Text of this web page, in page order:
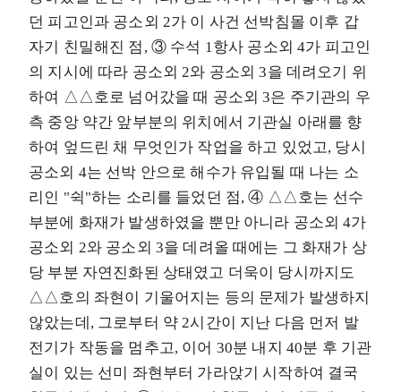
던 피고인과 공소외 2가 이 사건 선박침몰 이후 갑
자기 친밀해진 점, ③ 수석 1항사 공소외 4가 피고인
의 지시에 따라 공소외 2와 공소외 3을 데려오기 위
하여 △△호로 넘어갔을 때 공소외 3은 주기관의 우
측 중앙 약간 앞부분의 위치에서 기관실 아래를 향
하여 엎드린 채 무엇인가 작업을 하고 있었고, 당시
공소외 4는 선박 안으로 해수가 유입될 때 나는 소
리인 "쉭"하는 소리를 들었던 점, ④ △△호는 선수
부분에 화재가 발생하였을 뿐만 아니라 공소외 4가
공소외 2와 공소외 3을 데려올 때에는 그 화재가 상
당 부분 자연진화된 상태였고 더욱이 당시까지도
△△호의 좌현이 기울어지는 등의 문제가 발생하지
않았는데, 그로부터 약 2시간이 지난 다음 먼저 발
전기가 작동을 멈추고, 이어 30분 내지 40분 후 기관
실이 있는 선미 좌현부터 가라앉기 시작하여 결국